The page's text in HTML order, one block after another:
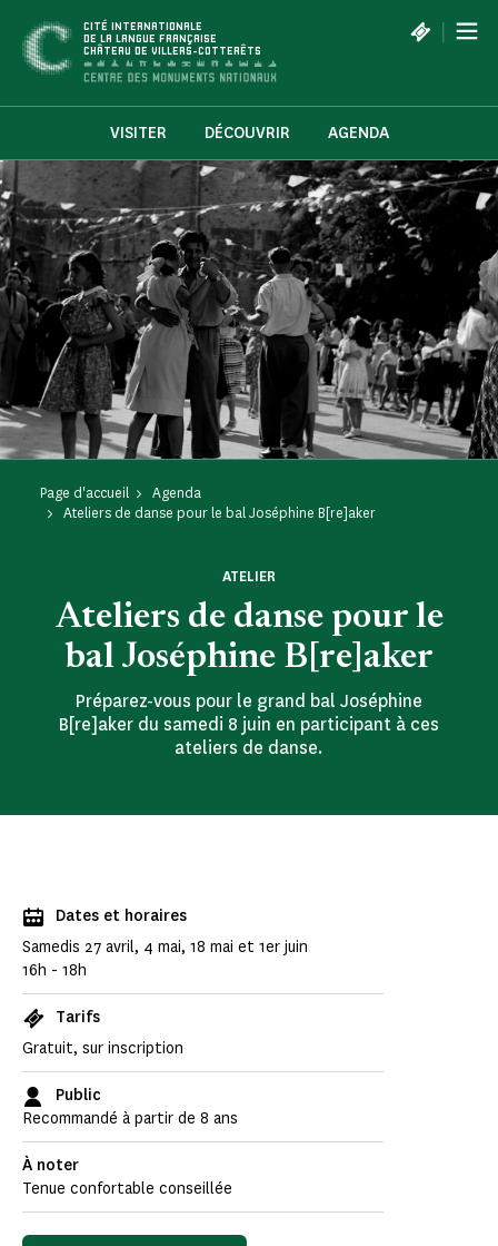
CITÉ INTERNATIONALE
DE LA LANGUE FRANÇAISE
CHÂTEAU DE VILLERS-COTTERÊTS
|
VISITER DÉCOUVRIR AGENDA
Page d'accueil
Agenda
Ateliers de danse pour le bal Joséphine B[re]aker
Ateliers de danse pour le
bal Joséphine B[re]aker
ATELIER
Préparez-vous pour le grand bal Joséphine
B[re]aker du samedi 8 juin en participant à ces
ateliers de danse.
Dates et horaires
Samedis 27 avril, 4 mai, 18 mai et 1er juin
16h - 18h
Tarifs
Gratuit, sur inscription
Public
Recommandé à partir de 8 ans
À noter
Tenue confortable conseillée